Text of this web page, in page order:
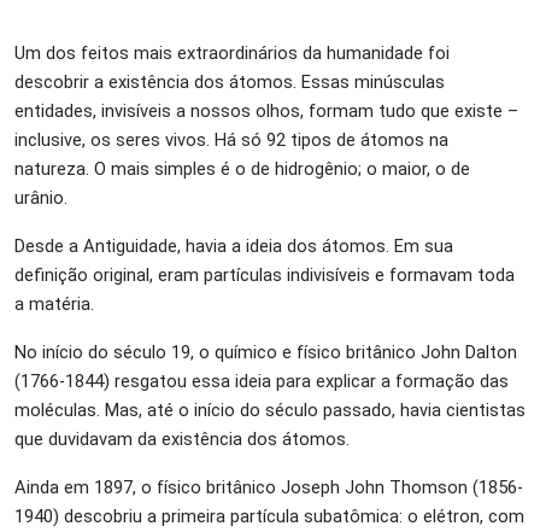
Um dos feitos mais extraordinários da humanidade foi
descobrir a existência dos átomos. Essas minúsculas
entidades, invisíveis a nossos olhos, formam tudo que existe –
inclusive, os seres vivos. Há só 92 tipos de átomos na
natureza. O mais simples é o de hidrogênio; o maior, o de
urânio.
Desde a Antiguidade, havia a ideia dos átomos. Em sua
definição original, eram partículas indivisíveis e formavam toda
a matéria.
No início do século 19, o químico e físico britânico John Dalton
(1766-1844) resgatou essa ideia para explicar a formação das
moléculas. Mas, até o início do século passado, havia cientistas
que duvidavam da existência dos átomos.
Ainda em 1897, o físico britânico Joseph John Thomson (1856-
1940) descobriu a primeira partícula subatômica: o elétron, com